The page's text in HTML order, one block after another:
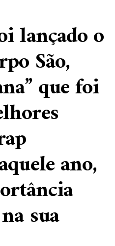
lançado o
São,
que foi
ano,
sua